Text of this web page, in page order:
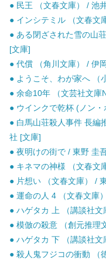
● 民王 （文春文庫） / 池
● インシテミル （文春文
● ある閉ざされた雪の山
[文庫]
● 代償 （角川文庫） / 伊
● ようこそ、わが家へ （
● 余命10年 （文芸社文庫
● ウインクで乾杯 (ノン
● 白馬山荘殺人事件 長編
社 [文庫]
● 夜明けの街で / 東野 圭
● キネマの神様 （文春文
● 片想い （文春文庫） /
● 運命の人 4 （文春文庫
● ハゲタカ 上 （講談社
● 模倣の殺意 （創元推理
● ハゲタカ 下 （講談社
● 殺人鬼フジコの衝動 （